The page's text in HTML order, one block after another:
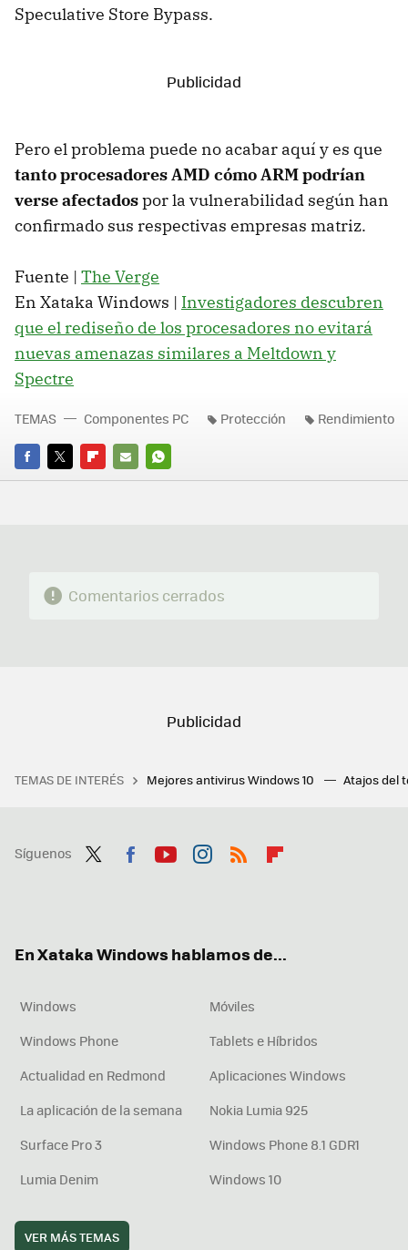
Speculative Store Bypass.
Pero el problema puede no acabar aquí y es que
tanto procesadores AMD cómo ARM podrían
verse afectadospor la vulnerabilidad según han
confirmado sus respectivas empresas matriz.
Fuente | The Verge
En Xataka Windows | Investigadores descubren
que el rediseño de los procesadores no evitará
nuevas amenazas similares a Meltdown y
Spectre
FACEBOOK
TWITTERFLIPBOARD
E-
WHATSAPP
TEMAS Componentes PC Protección Rendimiento
Comentarios cerrados
TEMAS DE INTERÉS Mejores antivirus Windows 10 Atajos del
Síguenos
En Xataka Windows hablamos de...
Windows
Móviles
Windows Phone
Tablets e Híbridos
Actualidad en Redmond
Aplicaciones Windows
La aplicación de la semana
Nokia Lumia 925
Surface Pro 3
Windows Phone 8.1 GDR1
Lumia Denim
Windows 10
VER MÁS TEMAS